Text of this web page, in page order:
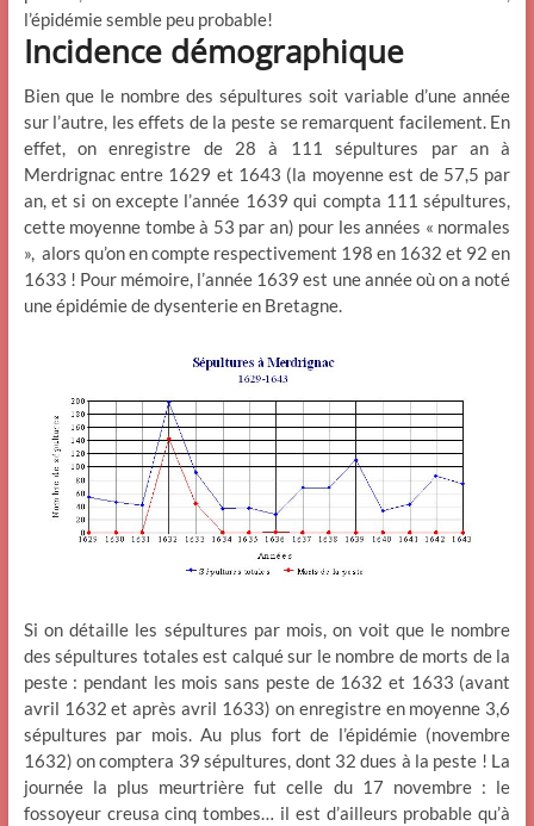
l’épidémie semble peu probable!
Incidence démographique
Bien que le nombre des sépultures soit variable d’une année
sur l’autre, les effets de la peste se remarquent facilement. En
effet, on enregistre de 28 à 111 sépultures par an à
Merdrignac entre 1629 et 1643 (la moyenne est de 57,5 par
an, et si on excepte l’année 1639 qui compta 111 sépultures,
cette moyenne tombe à 53 par an) pour les années « normales
», alors qu’on en compte respectivement 198 en 1632 et 92 en
1633 ! Pour mémoire, l’année 1639 est une année où on a noté
une épidémie de dysenterie en Bretagne.
Si on détaille les sépultures par mois, on voit que le nombre
des sépultures totales est calqué sur le nombre de morts de la
peste : pendant les mois sans peste de 1632 et 1633 (avant
avril 1632 et après avril 1633) on enregistre en moyenne 3,6
sépultures par mois. Au plus fort de l’épidémie (novembre
1632) on comptera 39 sépultures, dont 32 dues à la peste ! La
journée la plus meurtrière fut celle du 17 novembre : le
fossoyeur creusa cinq tombes… il est d’ailleurs probable qu’à